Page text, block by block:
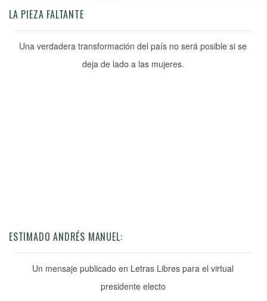
LA PIEZA FALTANTE
Una verdadera transformación del país no será posible si se
deja de lado a las mujeres.
ESTIMADO ANDRÉS MANUEL:
Un mensaje publicado en Letras Libres para el virtual
presidente electo